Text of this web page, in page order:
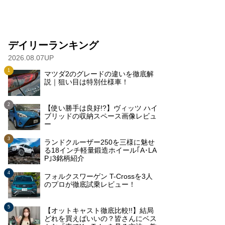
デイリーランキング
2026.08.07UP
マツダ2のグレードの違いを徹底解
説｜狙い目は特別仕様車！
【使い勝手は良好!?】ヴィッツ ハイ
ブリッドの収納スペース画像レビュ
ー
ランドクルーザー250を三様に魅せ
る18インチ軽量鍛造ホイール｢A･LA
P｣3銘柄紹介
フォルクスワーゲン T-Crossを3人
のプロが徹底試乗レビュー！
【オットキャスト徹底比較!!】結局
どれを買えばいいの？皆さんにベス